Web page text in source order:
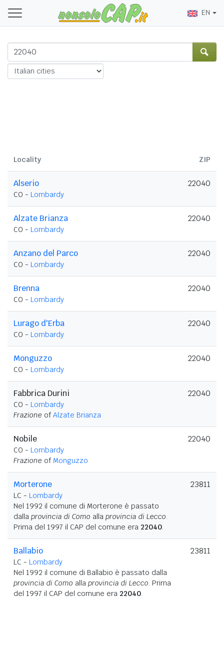
EN
Locality ZIP
Alserio
CO - Lombardy
22040
Alzate Brianza
CO - Lombardy
22040
Anzano del Parco
CO - Lombardy
22040
Brenna
CO - Lombardy
22040
Lurago d'Erba
CO - Lombardy
22040
Monguzzo
CO - Lombardy
22040
Fabbrica Durini
CO - Lombardy
Frazione ofAlzate Brianza
22040
Nobile
CO - Lombardy
Frazione of Monguzzo
22040
Morterone
LC - Lombardy
Nel 1992 il comune di Morterone è passato
dalla provincia di Como alla provincia di Lecco.
Prima del 1997 il CAP del comune era 22040.
23811
Ballabio
LC - Lombardy
Nel 1992 il comune di Ballabio è passato dalla
provincia di Como alla provincia di Lecco. Prima
del 1997 il CAP del comune era 22040.
23811